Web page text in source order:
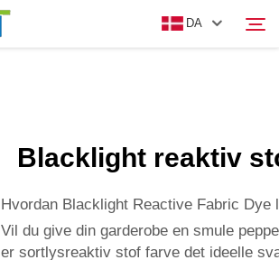
DA
Blacklight reaktiv
Hvordan Blacklight Reactive Fabric Dye
Vil du give din garderobe en smule
er sortlysreaktiv stof farve det ideelle